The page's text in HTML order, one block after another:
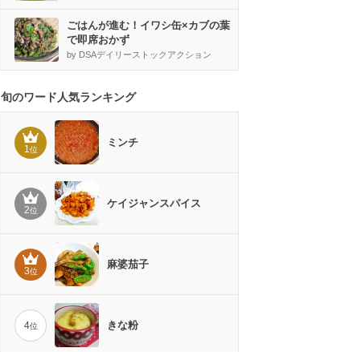
ごはんが進む！イワシ缶×カブの葉
で即席おかず
by DSAデイリーストックアクション
旬のワード人気ランキング
1位
ミンチ
2位
ケイジャンスパイス
3位
麻婆茄子
4位 きな粉